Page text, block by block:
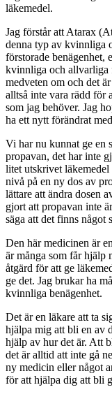
läkemedel.
Jag förstår att Atarax
denna typ av kvinnliga
förstorade benägenhet,
kvinnliga och allvarliga
medveten om och det
alltså inte vara rädd för
som jag behöver. Jag
ha ett nytt förändrat
Vi har nu kunnat ge en
propavan, det har inte
litet utskrivet läkemedel
nivå på en ny dos av
lättare att ändra dosen
gjort att propavan inte
säga att det finns något
Den här medicinen är
är många som får hjälp
åtgärd för att ge
ge det. Jag brukar ha
kvinnliga benägenhet.
Det är en läkare att ta
hjälpa mig att bli en av
hjälp av hur det är. Att
det är alltid att inte gå
ny medicin eller något
för att hjälpa dig att bli